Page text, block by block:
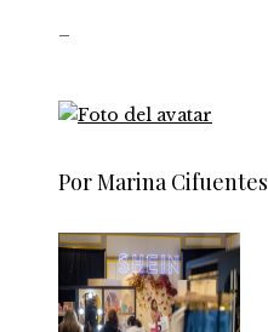
Por Marina Cifuentes